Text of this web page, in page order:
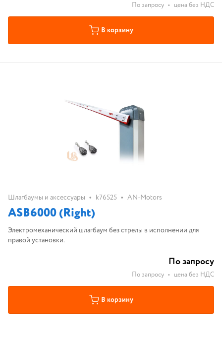
По запросу • цена без НДС
В корзину
Шлагбаумы и аксессуары • k76525 • AN-Motors
ASB6000 (Right)
Электромеханический шлагбаум без стрелы в исполнении для
правой установки.
По запросу
По запросу • цена без НДС
В корзину